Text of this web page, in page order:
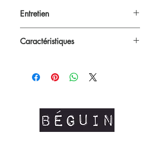
Entretien
mais nous recommandons néanmoins un
Caractéristiques
Unisex (convient aux femmes et aux
hommes)
organique certifié OCS #coton bio
Manches courtes
Coutures latérales